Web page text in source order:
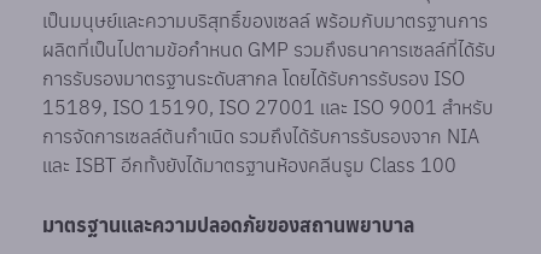
เป็นมนุษย์และความบริสุทธิ์ของเซลล์ พร้อมกับมาตรฐานการ
ผลิตที่เป็นไปตามข้อกำหนด GMP รวมถึงธนาคารเซลล์ที่ได้รับ
การรับรองมาตรฐานระดับสากล โดยได้รับการรับรอง ISO
15189, ISO 15190, ISO 27001 และ ISO 9001 สำหรับ
การจัดการเซลล์ต้นกำเนิด รวมถึงได้รับการรับรองจาก NIA
และ ISBT อีกทั้งยังได้มาตรฐานห้องคลีนรูม Class 100
มาตรฐานและความปลอดภัยของสถานพยาบาล